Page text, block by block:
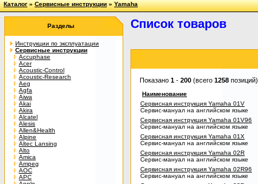
Каталог»Сервисные инструкции»Yamaha
Разделы
Инструкции по эксплуатации
Сервисные инструкции
Accuphase
Acer
Acoustic-Control
Acoustic-Research
Aeg
Agfa
Aiwa
Akai
Akira
Alcatel
Alesis
Allen&Health
Alpine
Altec Lansing
Alto
Amica
Ampeg
AOC
APC
Список товаров
Показано 1 - 200 (всего 1258 позиций)
Наименование
Сервисная инструкция Yamaha 01V
Сервис-мануал на английском языке
Сервисная инструкция Yamaha 01V96
Сервис-мануал на английском языке
Сервисная инструкция Yamaha 01X
Сервис-мануал на английском языке
Сервисная инструкция Yamaha 02R
Сервис-мануал на английском языке
Сервисная инструкция Yamaha 02R96
Сервис-мануал на английском языке